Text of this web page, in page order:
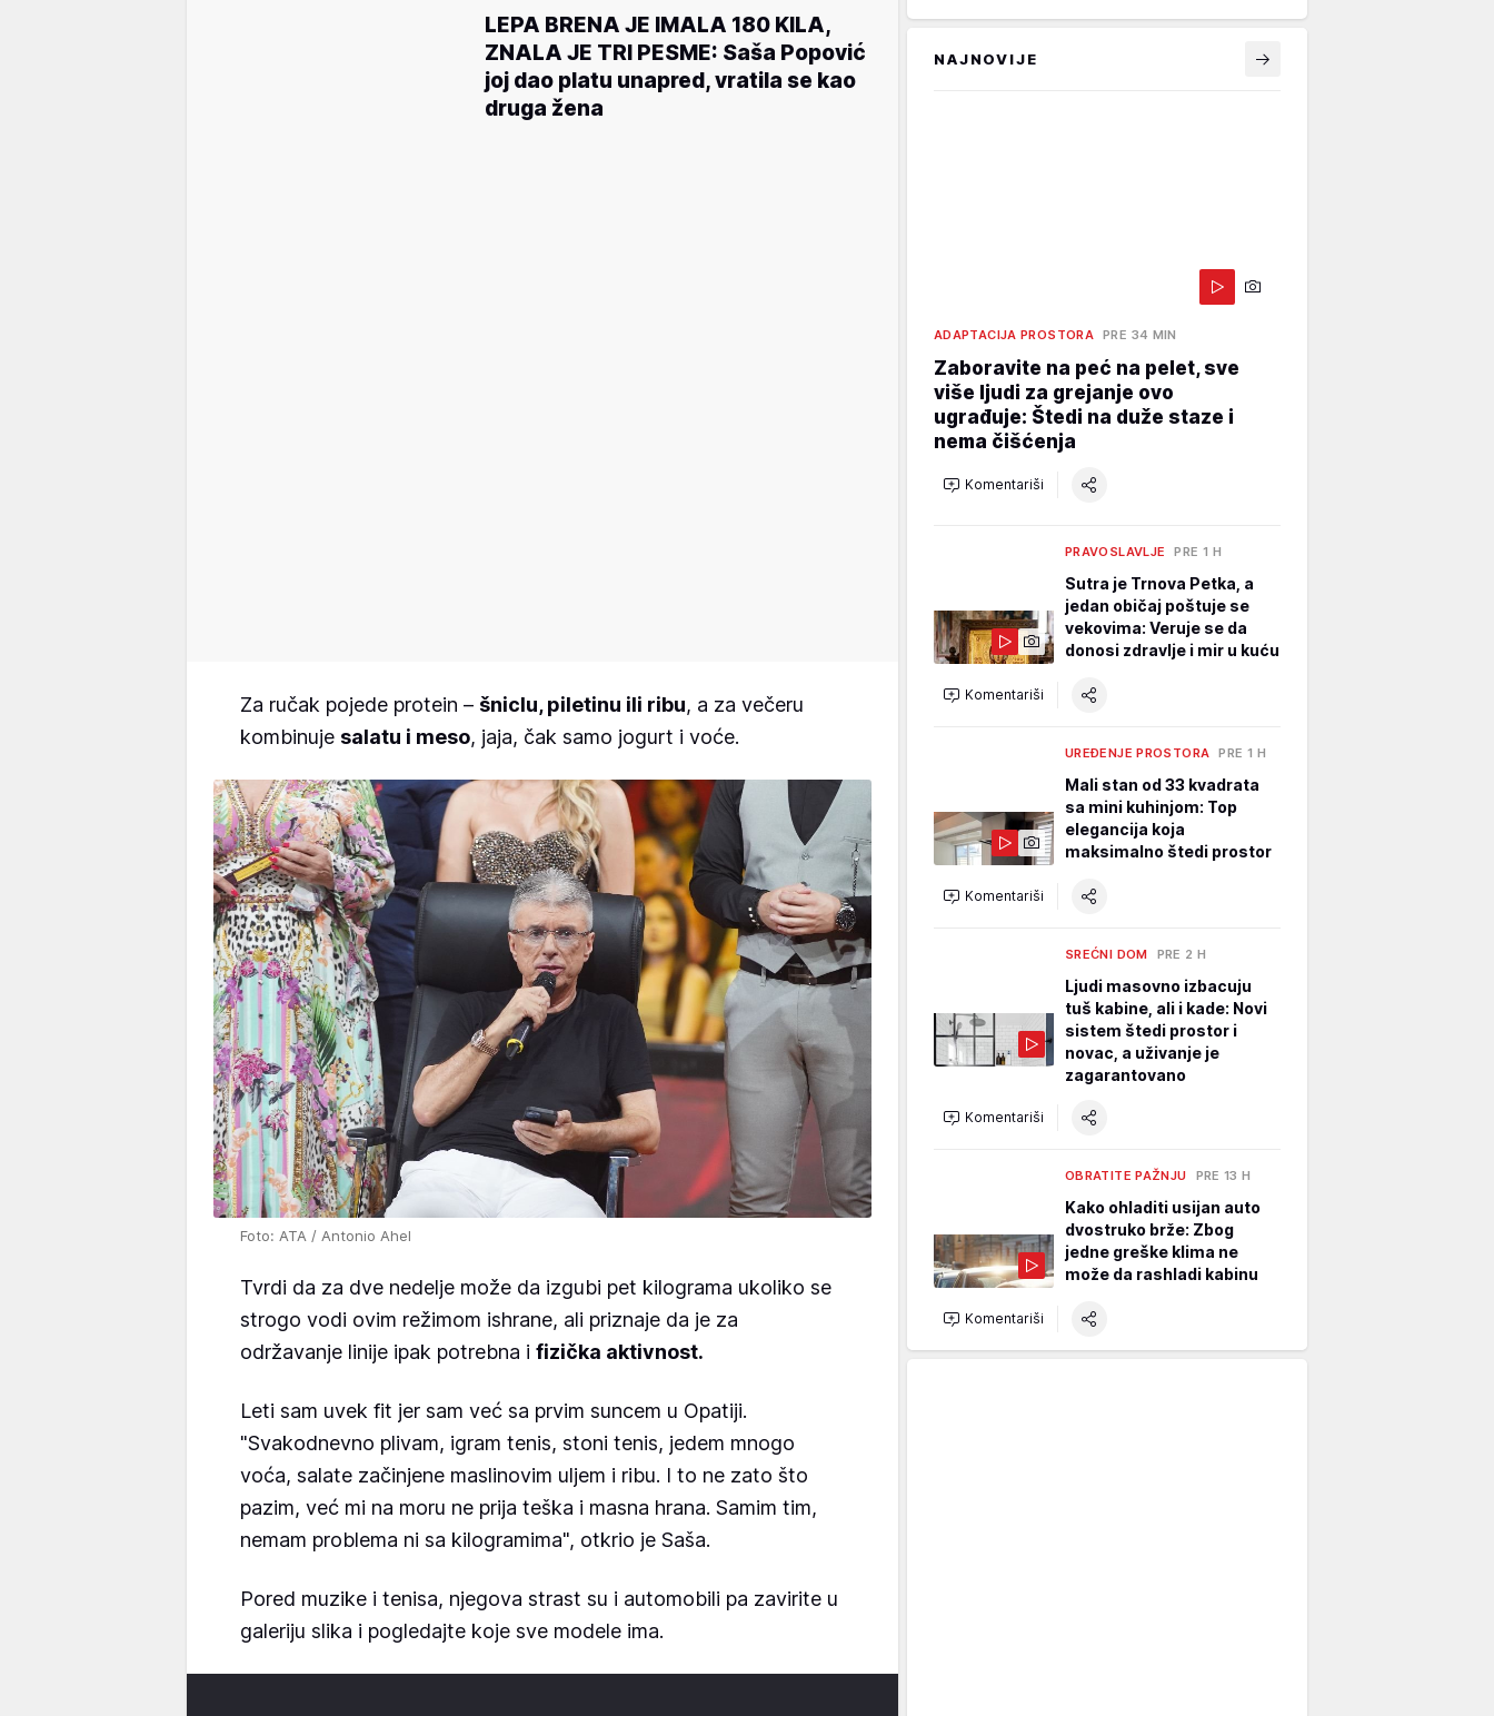
LEPA BRENA JE IMALA 180 KILA,
ZNALA JE TRI PESME: Saša Popović
joj dao platu unapred, vratila se kao
druga žena
Za ručak pojede protein – šniclu, piletinu ili ribu, a za večeru
kombinuje salatu i meso, jaja, čak samo jogurt i voće.
Foto: ATA / Antonio Ahel
Tvrdi da za dve nedelje može da izgubi pet kilograma ukoliko se
strogo vodi ovim režimom ishrane, ali priznaje da je za
održavanje linije ipak potrebna i fizička aktivnost.
Leti sam uvek fit jer sam već sa prvim suncem u Opatiji.
"Svakodnevno plivam, igram tenis, stoni tenis, jedem mnogo
voća, salate začinjene maslinovim uljem i ribu. I to ne zato što
pazim, već mi na moru ne prija teška i masna hrana. Samim tim,
nemam problema ni sa kilogramima", otkrio je Saša.
Pored muzike i tenisa, njegova strast su i automobili pa zavirite u
galeriju slika i pogledajte koje sve modele ima.
NAJNOVIJE
ADAPTACIJA PROSTORA PRE 34 MIN
Zaboravite na peć na pelet, sve
više ljudi za grejanje ovo
ugrađuje: Štedi na duže staze i
nema čišćenja
Komentariši
PRAVOSLAVLJE PRE 1 H
Sutra je Trnova Petka, a
jedan običaj poštuje se
vekovima: Veruje se da
donosi zdravlje i mir u kuću
Komentariši
UREĐENJE PROSTORA PRE 1 H
Mali stan od 33 kvadrata
sa mini kuhinjom: Top
elegancija koja
maksimalno štedi prostor
Komentariši
SREĆNI DOM PRE 2 H
Ljudi masovno izbacuju
tuš kabine, ali i kade: Novi
sistem štedi prostor i
novac, a uživanje je
zagarantovano
Komentariši
OBRATITE PAŽNJU PRE 13 H
Kako ohladiti usijan auto
dvostruko brže: Zbog
jedne greške klima ne
može da rashladi kabinu
Komentariši